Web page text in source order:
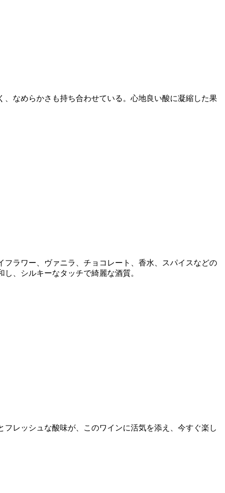
なめらかさも持ち合わせている。心地良い酸に凝縮した果
ラワー、ヴァニラ、チョコレート、香水、スパイスなどの
、シルキーなタッチで綺麗な酒質。
レッシュな酸味が、このワインに活気を添え、今すぐ楽し